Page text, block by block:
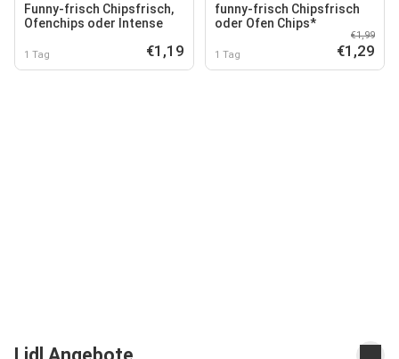
Funny-frisch Chipsfrisch,
Ofenchips oder Intense
1 Tag €1,19
funny-frisch Chipsfrisch
oder Ofen Chips*
1 Tag
€1,99
€1,29